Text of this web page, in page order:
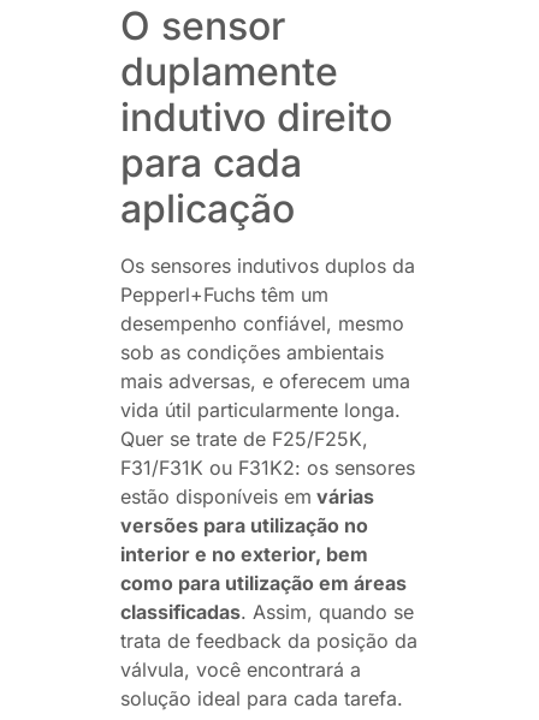
O sensor
duplamente
indutivo direito
para cada
aplicação
Os sensores indutivos duplos da
Pepperl+Fuchs têm um
desempenho confiável, mesmo
sob as condições ambientais
mais adversas, e oferecem uma
vida útil particularmente longa.
Quer se trate de F25/F25K,
F31/F31K ou F31K2: os sensores
estão disponíveis em várias
versões para utilização no
interior e no exterior, bem
como para utilização em áreas
classificadas. Assim, quando se
trata de feedback da posição da
válvula, você encontrará a
solução ideal para cada tarefa.